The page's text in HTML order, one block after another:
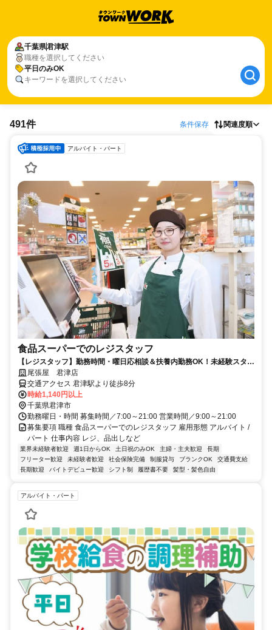
千葉県君津駅
職種を選択してください
平日のみOK
キーワードを選択してください
491件 条件保存 関連度順
アルバイト・パート
食品スーパーでのレジスタッフ
【レジスタッフ】勤務時間・曜日応相談＆扶養内勤務OK！未経験スター
ト大歓迎♪
尾張屋 君津店
交通アクセス 君津駅より徒歩8分
時給1,140円以上
千葉県君津市
勤務曜日・時間 募集時間／7:00～21:00 営業時間／9:00～21:00
募集要項 職種 食品スーパーでのレジスタッフ 雇用形態 アルバイト /
パート 仕事内容 レジ、品出しなど
業界未経験者歓迎 週1日からOK 土日祝のみOK 主婦・主夫歓迎
長期
フリーター歓迎
未経験者歓迎 社会保険完備 制服貸与 ブランクOK
交通費支給
長期歓迎
バイトデビュー歓迎 シフト制 履歴書不要 髪型・髪色自由
アルバイト・パート